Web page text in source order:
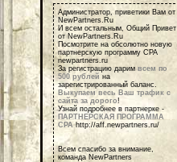
Администратор, приветики Вам от
NewPartners.Ru
И всем остальным, Общий Привет
от NewPartners.Ru
Посмотрите на обсолютно новую
партнерскую программу СРА
newpartners.ru
За регистрацию дарим всем по
500 рублей на
зарегистрированный баланс.
Выкупаем весь Ваш трафик с
сайта за дорого!
Узнай подробнее в партнерке -
ПАРТНЕРСКАЯ ПРОГРАММА
СРАhttp://aff.newpartners.ru/
Всем спасибо за внимание,
команда NewPartners